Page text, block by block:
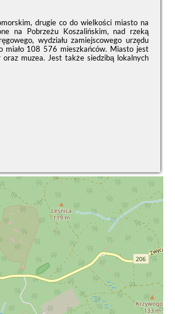
drugie co do wielkości miasto na
na Pobrzeżu Koszalińskim, nad rzeką
wydziału zamiejscowego urzędu
miało 108 576 mieszkańców. Miasto jest
muzea. Jest także siedzibą lokalnych